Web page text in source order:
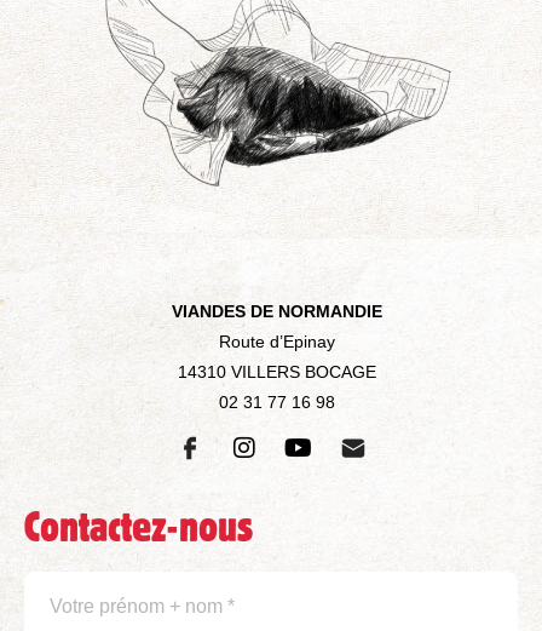
VIANDES DE NORMANDIE
Route d’Epinay
14310 VILLERS BOCAGE
02 31 77 16 98
Contactez-nous